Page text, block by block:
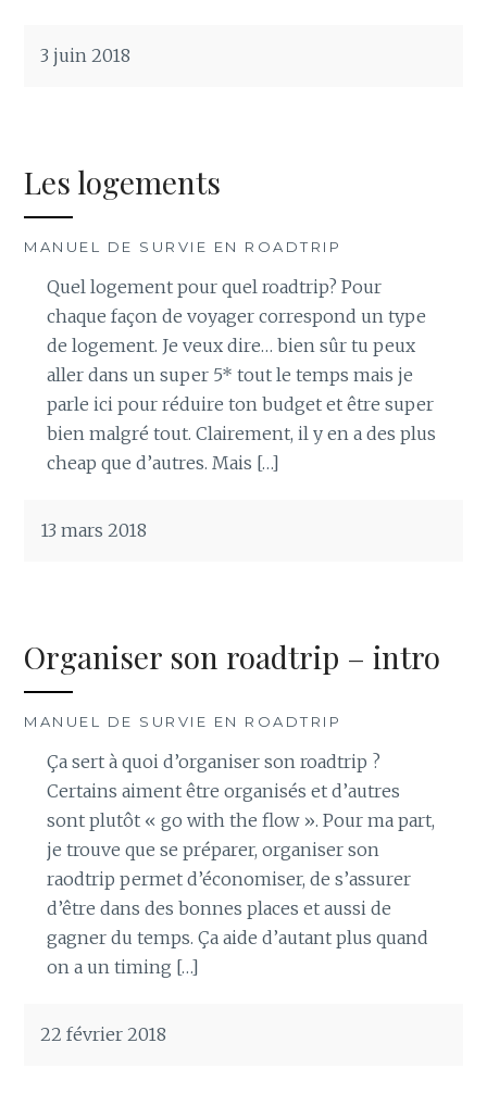
3 juin 2018
Les logements
MANUEL DE SURVIE EN ROADTRIP
Quel logement pour quel roadtrip? Pour
chaque façon de voyager correspond un type
de logement. Je veux dire… bien sûr tu peux
aller dans un super 5* tout le temps mais je
parle ici pour réduire ton budget et être super
bien malgré tout. Clairement, il y en a des plus
cheap que d’autres. Mais […]
13 mars 2018
Organiser son roadtrip – intro
MANUEL DE SURVIE EN ROADTRIP
Ça sert à quoi d’organiser son roadtrip ?
Certains aiment être organisés et d’autres
sont plutôt « go with the flow ». Pour ma part,
je trouve que se préparer, organiser son
raodtrip permet d’économiser, de s’assurer
d’être dans des bonnes places et aussi de
gagner du temps. Ça aide d’autant plus quand
on a un timing […]
22 février 2018